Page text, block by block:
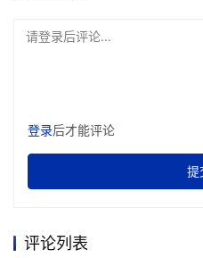
少这些能耗中的浪费部分不
据中心”，有效降低能耗、节
耗更多的资源。面对越来越庞
请登录后评论...
登录后才能评论
提
评论列表